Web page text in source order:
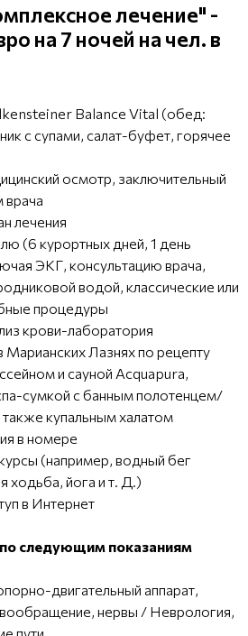
лечение" -
на 7 ночей на чел. в
Balance Vital (обед:
с супами, салат-буфет, горячее
осмотр, заключительный
врача
лечения
(6 курортных дней, 1 день
ЭКГ, консультацию врача,
водой, классические или
процедуры
крови-лаборатория
Марианских Лазнях по рецепту
и сауной Acquapura,
сумкой с банным полотенцем/
купальным халатом
в номере
(например, водный бег
ходьба, йога и т. Д.)
в Интернет
следующим показаниям
двигательный аппарат,
нервы / Неврология,